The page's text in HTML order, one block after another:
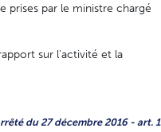
par le ministre chargé
sur l'activité et la
du 27 décembre 2016 - art. 1